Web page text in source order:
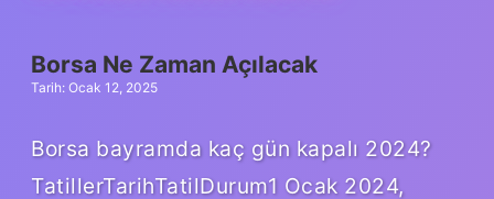
Borsa Ne Zaman Açılacak
Tarih: Ocak 12, 2025
Borsa bayramda kaç gün kapalı 2024?
TatillerTarihTatilDurum1 Ocak 2024,